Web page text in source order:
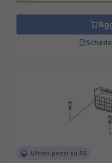
Ultimi pezzi su RS